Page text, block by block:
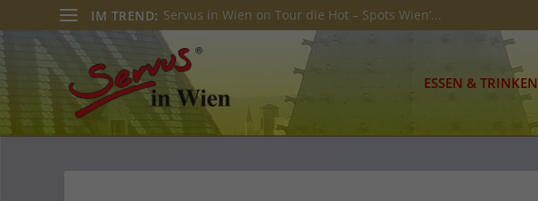
IM TREND: Servus in Wien on Tour die Hot – Spots Wien’...
ESSEN & TRINKEN